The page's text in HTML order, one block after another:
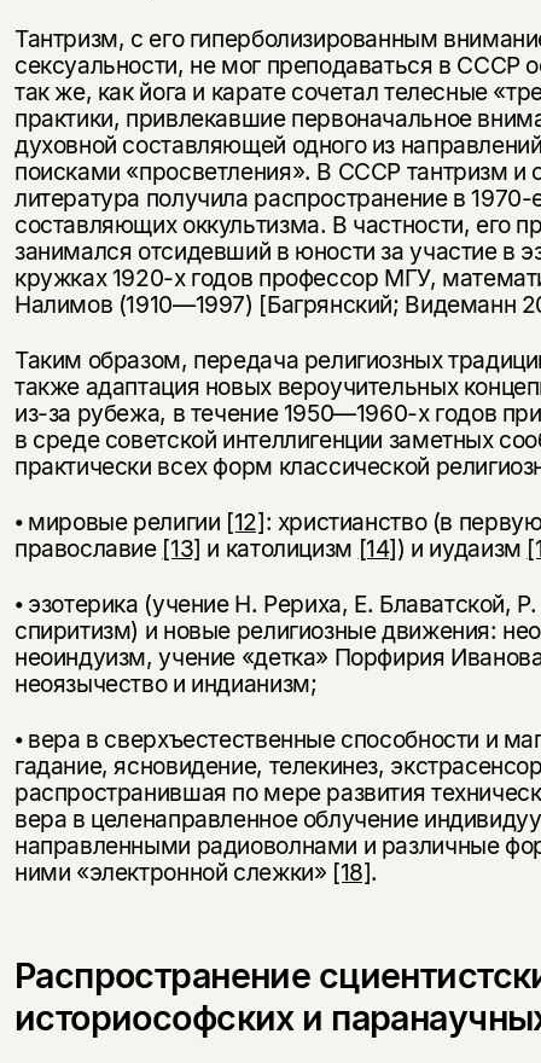
Тантризм, с его гиперболизированным
сексуальности, не мог преподаваться в СССР
так же, как йога и карате сочетал телесные
практики, привлекавшие первоначальное
духовной составляющей одного из
поисками «просветления». В СССР тантризм и
литература получила распространение в 1970-
составляющих оккультизма. В частности, его
занимался отсидевший в юности за участие в
кружках 1920-х годов профессор МГУ,
Налимов (1910—1997) [Багрянский; Видеманн
Таким образом, передача религиозных
также адаптация новых вероучительных
из-за рубежа, в течение 1950—1960-х годов
в среде советской интеллигенции заметных
практически всех форм классической
⦁ мировые религии [12]: христианство (в
православие [13] и католицизм [14]) и иудаизм
⦁ эзотерика (учение Н. Рериха, Е. Блаватской,
спиритизм) и новые религиозные движения:
неоиндуизм, учение «детка» Порфирия
неоязычество и индианизм;
⦁ вера в сверхъестественные способности и
гадание, ясновидение, телекинез,
распространившая по мере развития
вера в целенаправленное облучение
направленными радиоволнами и различные
ними «электронной слежки» [18].
Распространение
историософских и